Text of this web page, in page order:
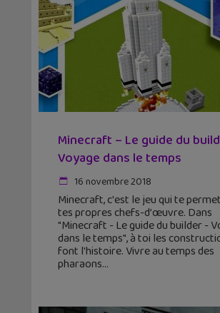
Minecraft – Le guide du
Voyage dans le temps
16 novembre 2018
Minecraft, c'est le jeu qui te
tes propres chefs-d’œuvre. Dans
"Minecraft - Le guide du builder -
dans le temps", à toi les
font l'histoire. Vivre au temps des
pharaons